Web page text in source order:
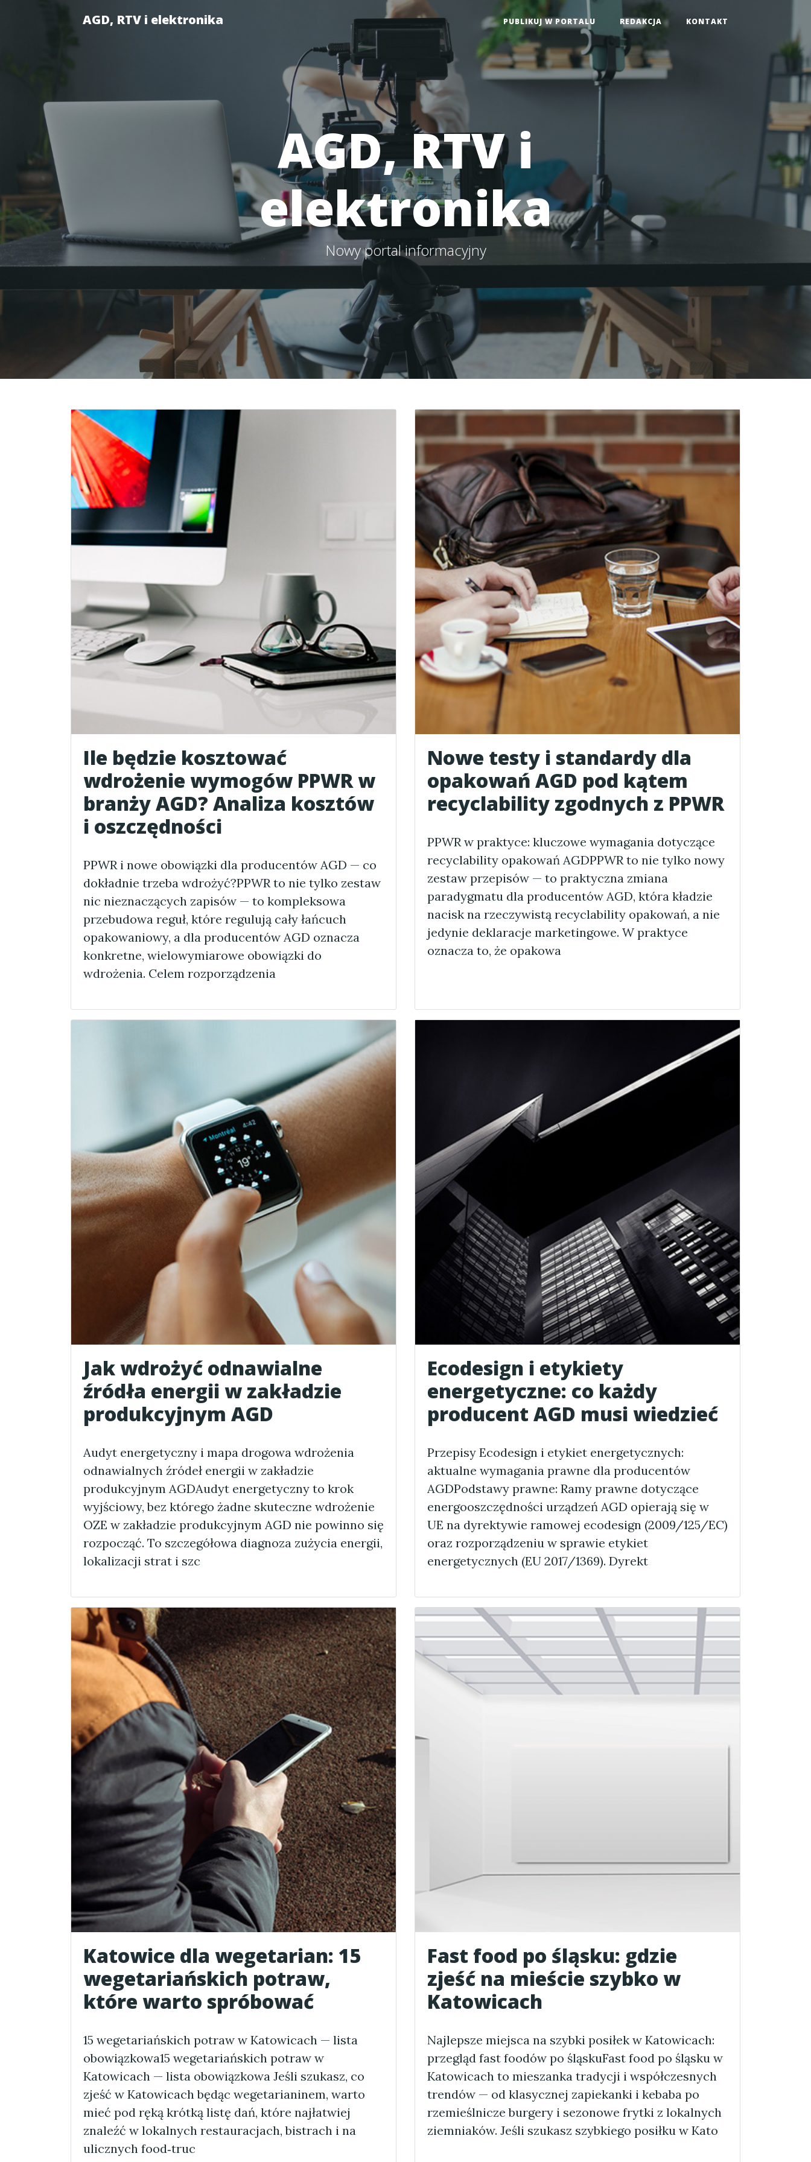
AGD, RTV i elektronika PUBLIKUJ W PORTALU REDAKCJA KONTAKT
AGD, RTV i
elektronika
Nowy portal informacyjny
Ile będzie kosztować
wdrożenie wymogów PPWR w
branży AGD? Analiza kosztów
i oszczędności
PPWR i nowe obowiązki dla producentów AGD — co
dokładnie trzeba wdrożyć?PPWR to nie tylko zestaw
nic nieznaczących zapisów — to kompleksowa
przebudowa reguł, które regulują cały łańcuch
opakowaniowy, a dla producentów AGD oznacza
konkretne, wielowymiarowe obowiązki do
wdrożenia. Celem rozporządzenia
Nowe testy i standardy dla
opakowań AGD pod kątem
recyclability zgodnych z PPWR
PPWR w praktyce: kluczowe wymagania dotyczące
recyclability opakowań AGDPPWR to nie tylko nowy
zestaw przepisów — to praktyczna zmiana
paradygmatu dla producentów AGD, która kładzie
nacisk na rzeczywistą recyclability opakowań, a nie
jedynie deklaracje marketingowe. W praktyce
oznacza to, że opakowa
Jak wdrożyć odnawialne
źródła energii w zakładzie
produkcyjnym AGD
Audyt energetyczny i mapa drogowa wdrożenia
odnawialnych źródeł energii w zakładzie
produkcyjnym AGDAudyt energetyczny to krok
wyjściowy, bez którego żadne skuteczne wdrożenie
OZE w zakładzie produkcyjnym AGD nie powinno się
rozpocząć. To szczegółowa diagnoza zużycia energii,
lokalizacji strat i szc
Ecodesign i etykiety
energetyczne: co każdy
producent AGD musi wiedzieć
Przepisy Ecodesign i etykiet energetycznych:
aktualne wymagania prawne dla producentów
AGDPodstawy prawne: Ramy prawne dotyczące
energooszczędności urządzeń AGD opierają się w
UE na dyrektywie ramowej ecodesign (2009/125/EC)
oraz rozporządzeniu w sprawie etykiet
energetycznych (EU 2017/1369). Dyrekt
Katowice dla wegetarian: 15
wegetariańskich potraw,
które warto spróbować
15 wegetariańskich potraw w Katowicach — lista
obowiązkowa15 wegetariańskich potraw w
Katowicach — lista obowiązkowa Jeśli szukasz, co
zjeść w Katowicach będąc wegetarianinem, warto
mieć pod ręką krótką listę dań, które najłatwiej
znaleźć w lokalnych restauracjach, bistrach i na
ulicznych food‑truc
Fast food po śląsku: gdzie
zjeść na mieście szybko w
Katowicach
Najlepsze miejsca na szybki posiłek w Katowicach:
przegląd fast foodów po śląskuFast food po śląsku w
Katowicach to mieszanka tradycji i współczesnych
trendów — od klasycznej zapiekanki i kebaba po
rzemieślnicze burgery i sezonowe frytki z lokalnych
ziemniaków. Jeśli szukasz szybkiego posiłku w Kato